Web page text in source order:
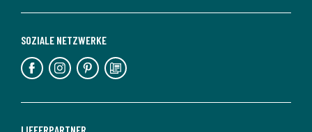
SOZIALE NETZWERKE